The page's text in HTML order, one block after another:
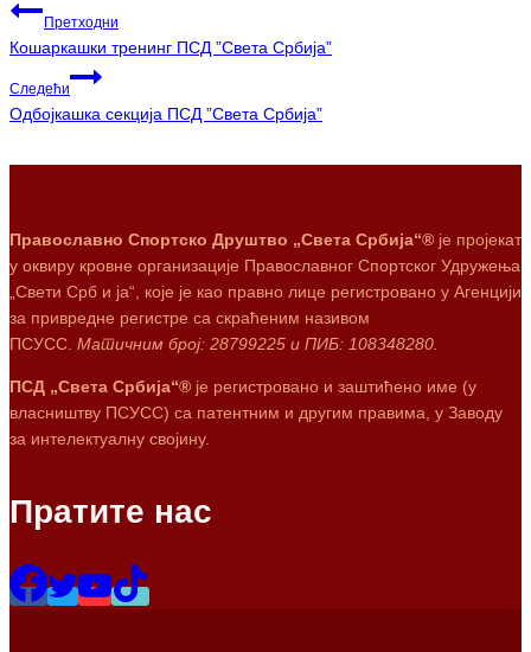
Претходни
Кошаркашки тренинг ПСД ”Света Србија”
Следећи
Одбојкашка секција ПСД ”Света Србија”
Православно Спортско Друштво „Света Србија“® је пројекат
у оквиру кровне организације Православног Спортског Удружења
„Свети Срб и ја“, које је као правно лице регистровано у Агенцији
за привредне регистре са скраћеним називом
ПСУСС. Матичним број: 28799225 и ПИБ: 108348280.
ПСД „Света Србија“® је регистровано и заштићено име (у
власништву ПСУСС) са патентним и другим правима, у Заводу
за интелектуалну својину.
Пратите нас